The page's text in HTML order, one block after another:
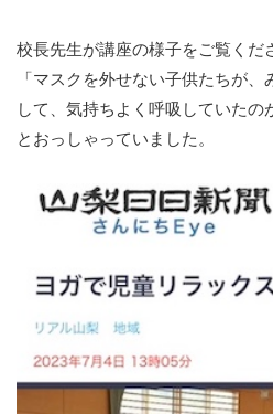
校長先生が講座の様子をご覧くだ
「マスクを外せない子供たちが
して、気持ちよく呼吸していたの
とおっしゃっていました。